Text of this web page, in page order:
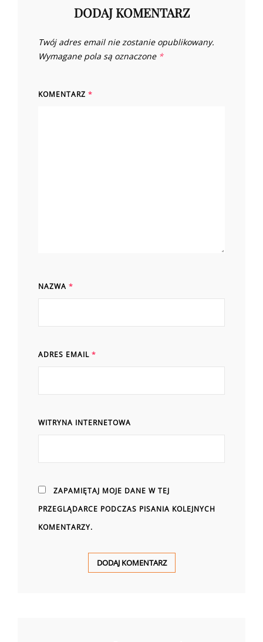
DODAJ KOMENTARZ
Twój adres email nie zostanie opublikowany.
Wymagane pola są oznaczone *
KOMENTARZ *
NAZWA *
ADRES EMAIL *
WITRYNA INTERNETOWA
ZAPAMIĘTAJ MOJE DANE W TEJ
PRZEGLĄDARCE PODCZAS PISANIA KOLEJNYCH
KOMENTARZY.